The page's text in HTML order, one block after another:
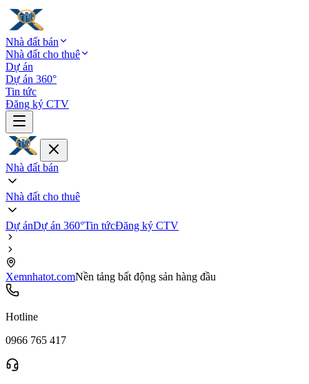
Nhà đất bán
Nhà đất cho thuê
Dự án
Dự án 360°
Tin tức
Đăng ký CTV
Nhà đất bán
Nhà đất cho thuê
Dự ánDự án 360°Tin tứcĐăng ký CTV
Xemnhatot.comNền tảng bất động sản hàng đầu
Hotline
0966 765 417